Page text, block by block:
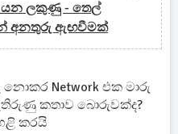
යන ලකුණු - තෙල්
අනතුරු ඇඟවීමක්
නොකර Network එක මාරු
කතාව බොරුවක්ද?
කරයි